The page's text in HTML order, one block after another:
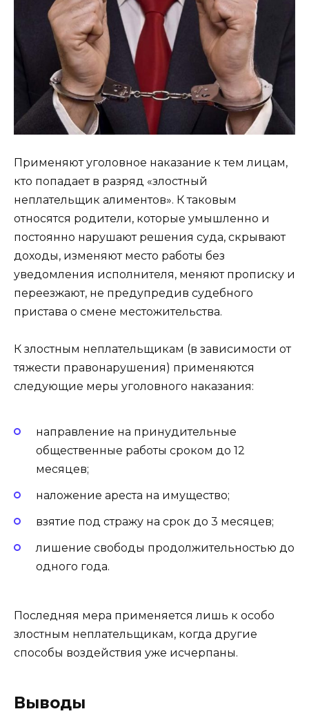
Применяют уголовное наказание к тем лицам,
кто попадает в разряд «злостный
неплательщик алиментов». К таковым
относятся родители, которые умышленно и
постоянно нарушают решения суда, скрывают
доходы, изменяют место работы без
уведомления исполнителя, меняют прописку и
переезжают, не предупредив судебного
пристава о смене местожительства.
К злостным неплательщикам (в зависимости от
тяжести правонарушения) применяются
следующие меры уголовного наказания:
направление на принудительные
общественные работы сроком до 12
месяцев;
наложение ареста на имущество;
взятие под стражу на срок до 3 месяцев;
лишение свободы продолжительностью до
одного года.
Последняя мера применяется лишь к особо
злостным неплательщикам, когда другие
способы воздействия уже исчерпаны.
Выводы